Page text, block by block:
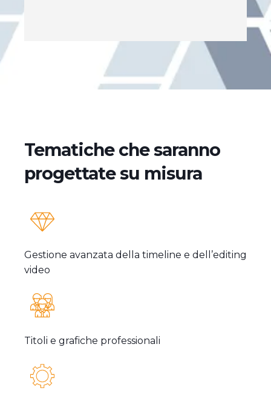
Tematiche che saranno
progettate su misura
Gestione avanzata della timeline e dell’editing
video
Titoli e grafiche professionali